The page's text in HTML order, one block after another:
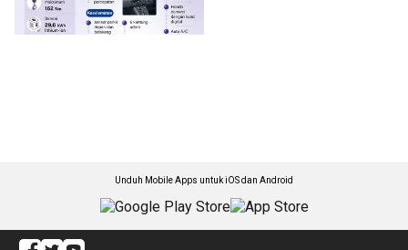
Unduh Mobile Apps untuk iOS dan Android